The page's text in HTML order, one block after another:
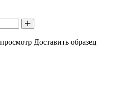
Доставить образец